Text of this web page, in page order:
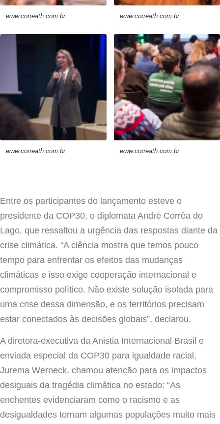
www.correath.com.br www.correath.com.br
www.correath.com.br www.correath.com.br
Entre os participantes do lançamento esteve o
presidente da COP30, o diplomata André Corrêa do
Lago, que ressaltou a urgência das respostas diante da
crise climática. “A ciência mostra que temos pouco
tempo para enfrentar os efeitos das mudanças
climáticas e isso exige cooperação internacional e
compromisso político. Não existe solução isolada para
uma crise dessa dimensão, e os territórios precisam
estar conectados às decisões globais”, declarou.
A diretora-executiva da Anistia Internacional Brasil e
enviada especial da COP30 para igualdade racial,
Jurema Werneck, chamou atenção para os impactos
desiguais da tragédia climática no estado: “As
enchentes evidenciaram como o racismo e as
desigualdades tornam algumas populações muito mais